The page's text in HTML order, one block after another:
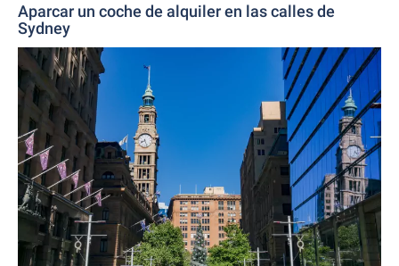
Aparcar un coche de alquiler en las calles de
Sydney